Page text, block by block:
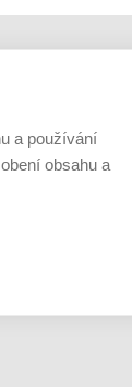
a používání
obsahu a